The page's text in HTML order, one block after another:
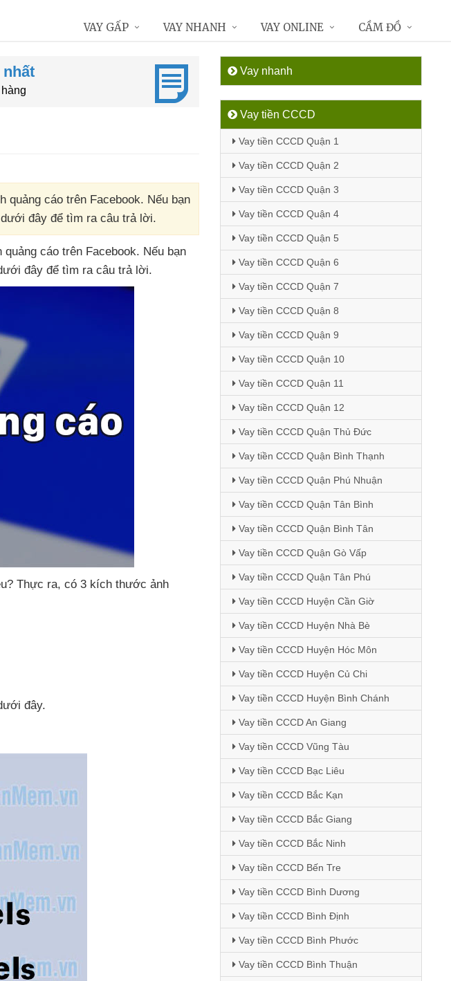
nhất
quảng cáo trên Facebook. Nếu bạn
đây để tìm ra câu trả lời.
cáo trên Facebook. Nếu bạn
đây để tìm ra câu trả lời.
? Thực ra, có 3 kích thước ảnh
đây.
Vay nhanh
Vay tiền CCCD
Vay tiền CCCD Quận 1
Vay tiền CCCD Quận 2
Vay tiền CCCD Quận 3
Vay tiền CCCD Quận 4
Vay tiền CCCD Quận 5
Vay tiền CCCD Quận 6
Vay tiền CCCD Quận 7
Vay tiền CCCD Quận 8
Vay tiền CCCD Quận 9
Vay tiền CCCD Quận 10
Vay tiền CCCD Quận 11
Vay tiền CCCD Quận 12
Vay tiền CCCD Quận Thủ Đức
Vay tiền CCCD Quận Bình Thạnh
Vay tiền CCCD Quận Phú Nhuận
Vay tiền CCCD Quận Tân Bình
Vay tiền CCCD Quận Bình Tân
Vay tiền CCCD Quận Gò Vấp
Vay tiền CCCD Quận Tân Phú
Vay tiền CCCD Huyện Cần Giờ
Vay tiền CCCD Huyện Nhà Bè
Vay tiền CCCD Huyện Hóc Môn
Vay tiền CCCD Huyện Củ Chi
Vay tiền CCCD Huyện Bình Chánh
Vay tiền CCCD An Giang
Vay tiền CCCD Vũng Tàu
Vay tiền CCCD Bạc Liêu
Vay tiền CCCD Bắc Kạn
Vay tiền CCCD Bắc Giang
Vay tiền CCCD Bắc Ninh
Vay tiền CCCD Bến Tre
Vay tiền CCCD Bình Dương
Vay tiền CCCD Bình Định
Vay tiền CCCD Bình Phước
Vay tiền CCCD Bình Thuận
VAY GẤP VAY NHANH VAY ONLINE CẦM ĐỒ